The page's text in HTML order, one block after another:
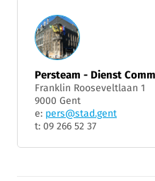
Persteam - Dienst
Franklin Rooseveltlaan 1
9000 Gent
e: pers@stad.gent
t: 09 266 52 37